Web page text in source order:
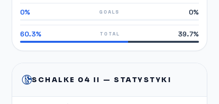
0% GOALS 0%
60.3% TOTAL 39.7%
SCHALKE 04 II — STATYSTYKI